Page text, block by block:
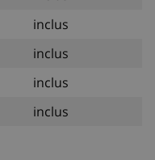
inclus
inclus
inclus
inclus